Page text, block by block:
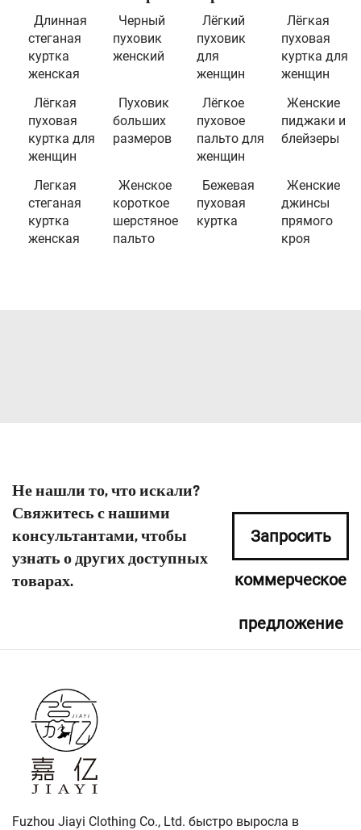
Длинная
стеганая
куртка
женская
Черный
пуховик
женский
Лёгкий
пуховик
для
женщин
Лёгкая
пуховая
куртка для
женщин
Лёгкая
пуховая
куртка для
женщин
Пуховик
больших
размеров
Лёгкое
пуховое
пальто для
женщин
Женские
пиджаки и
блейзеры
Легкая
стеганая
куртка
женская
Женское
короткое
шерстяное
пальто
Бежевая
пуховая
куртка
Женские
джинсы
прямого
кроя
Не нашли то, что искали?
Свяжитесь с нашими
консультантами, чтобы
узнать о других доступных
товарах.
Запросить
коммерческое
предложение
Fuzhou Jiayi Clothing Co., Ltd. быстро выросла в